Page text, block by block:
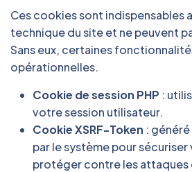
Ces cookies sont indispensables
technique du site et ne peuvent
Sans eux, certaines
opérationnelles.
Cookie de session PHP :
votre session utilisateur.
Cookie XSRF-Token :
par le système pour sécuriser
protéger contre les attaques